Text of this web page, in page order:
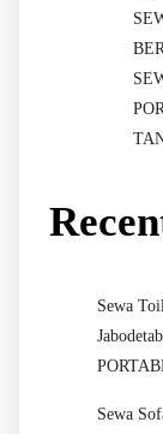
Sewa
Sewa